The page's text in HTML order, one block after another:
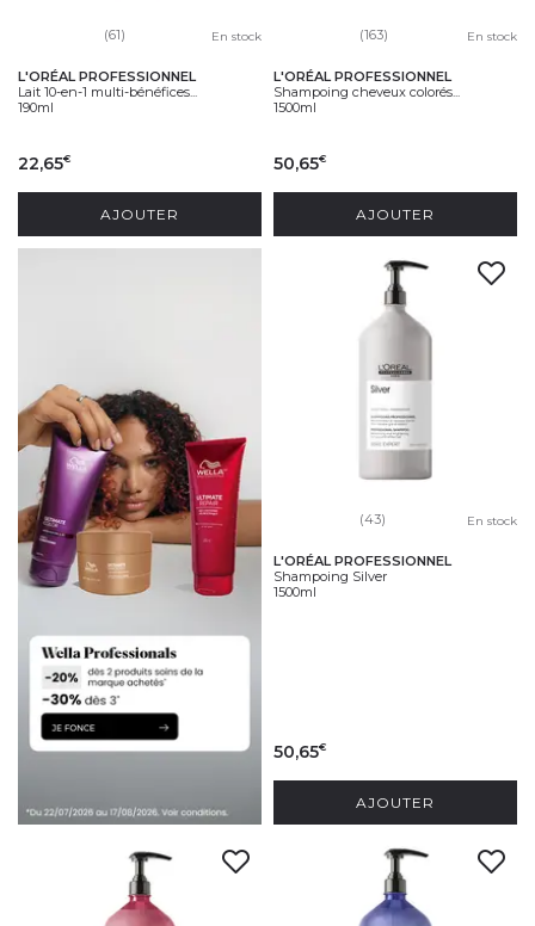
(61) En stock
L'ORÉAL PROFESSIONNEL
Lait 10-en-1 multi-bénéfices...
190ml
22,65€
AJOUTER
(163) En stock
L'ORÉAL PROFESSIONNEL
Shampoing cheveux colorés...
1500ml
50,65€
AJOUTER
(43) En stock
L'ORÉAL PROFESSIONNEL
Shampoing Silver
1500ml
50,65€
AJOUTER